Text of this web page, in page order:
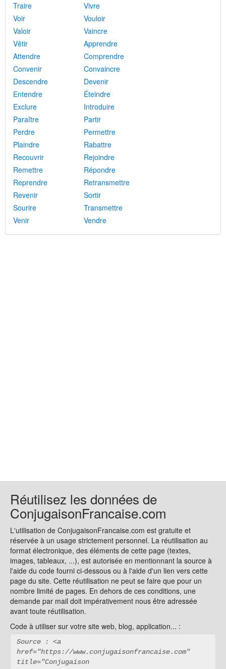
Traire
Vivre
Voir
Vouloir
Valoir
Vaincre
Vêtir
Apprendre
Attendre
Comprendre
Convenir
Convaincre
Descendre
Devenir
Entendre
Éteindre
Exclure
Introduire
Paraître
Partir
Perdre
Permettre
Plaindre
Rabattre
Recouvrir
Rejoindre
Remettre
Répondre
Reprendre
Retransmettre
Revenir
Sortir
Sourire
Transmettre
Venir
Vendre
Réutilisez les données de
ConjugaisonFrancaise.com
L'utilisation de ConjugaisonFrancaise.com est gratuite et
réservée à un usage strictement personnel. La réutilisation au
format électronique, des éléments de cette page (textes,
images, tableaux, ...), est autorisée en mentionnant la source à
l'aide du code fourni ci-dessous ou à l'aide d'un lien vers cette
page du site. Cette réutilisation ne peut se faire que pour un
nombre limité de pages. En dehors de ces conditions, une
demande par mail doit impérativement nous être adressée
avant toute réutilisation.
Code à utiliser sur votre site web, blog, application... :